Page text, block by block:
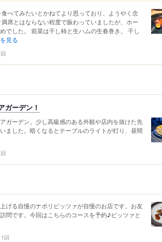
べてみたいとかねてより思っており、ようやく念
席とはならない程度で賑わっていましたが、ホー
でした。 前菜は干し柿と生ハムの生春巻き。 干し
見る
ガーデン！
ガーデン。少し高級感のある外観や店内を抜けた先
ました。暗くなるとテーブルのライトが灯り、昼間
げる自慢のナポリピッツァが自慢のお店です。お友
問です。今回はこちらのコースを予約♪ピッツァと
1回